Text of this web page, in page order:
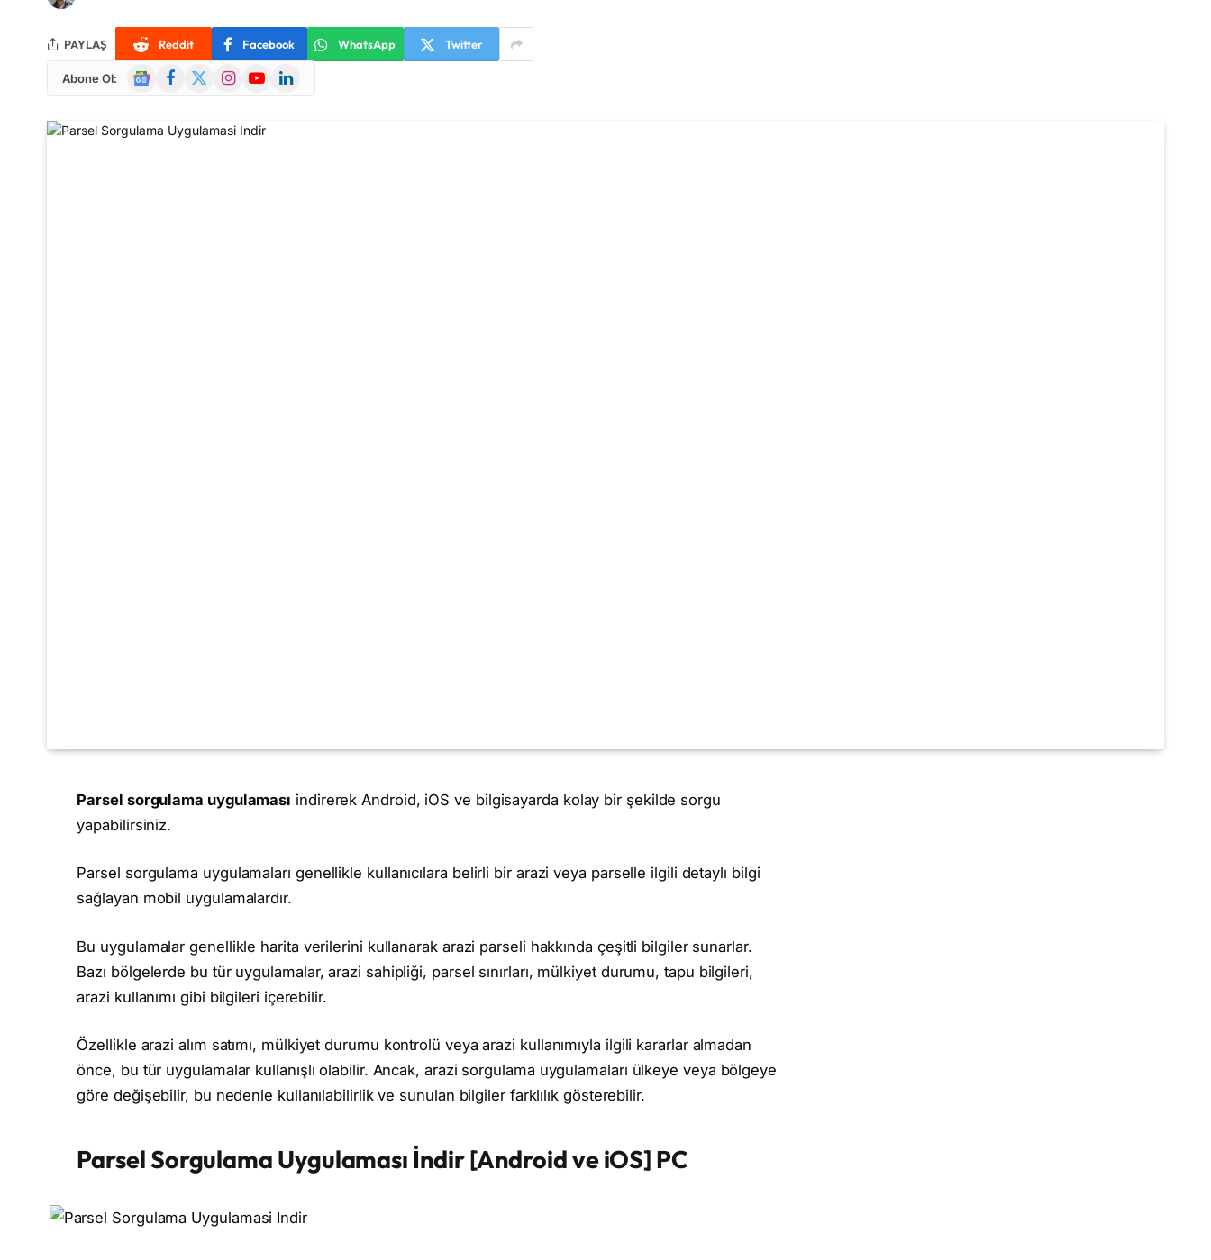
PAYLAŞ Reddit Facebook WhatsApp Twitter
Abone Ol:
GoogleFacebook
X
InstagramYouTubeLinkedIn
Parsel sorgulama uygulaması indirerek Android, iOS ve bilgisayarda kolay bir şekilde sorgu
yapabilirsiniz.
Parsel sorgulama uygulamaları genellikle kullanıcılara belirli bir arazi veya parselle ilgili detaylı bilgi
sağlayan mobil uygulamalardır.
Bu uygulamalar genellikle harita verilerini kullanarak arazi parseli hakkında çeşitli bilgiler sunarlar.
Bazı bölgelerde bu tür uygulamalar, arazi sahipliği, parsel sınırları, mülkiyet durumu, tapu bilgileri,
arazi kullanımı gibi bilgileri içerebilir.
Özellikle arazi alım satımı, mülkiyet durumu kontrolü veya arazi kullanımıyla ilgili kararlar almadan
önce, bu tür uygulamalar kullanışlı olabilir. Ancak, arazi sorgulama uygulamaları ülkeye veya bölgeye
göre değişebilir, bu nedenle kullanılabilirlik ve sunulan bilgiler farklılık gösterebilir.
Parsel Sorgulama Uygulaması İndir [Android ve iOS] PC